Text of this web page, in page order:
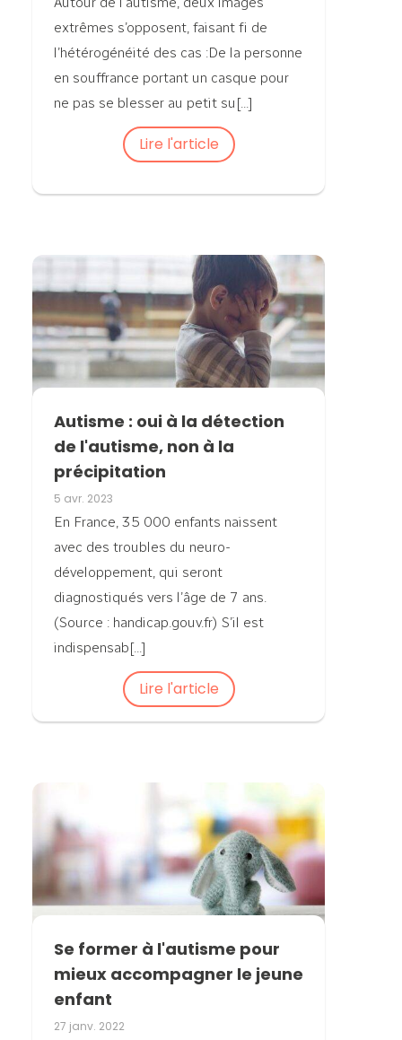
extrêmes s’opposent, faisant fi de
l’hétérogénéité des cas :De la personne
en souffrance portant un casque pour
ne pas se blesser au petit su[...]
Lire l'article
Autisme : oui à la détection
de l'autisme, non à la
précipitation
5 avr. 2023
En France, 35 000 enfants naissent
avec des troubles du neuro-
développement, qui seront
diagnostiqués vers l’âge de 7 ans.
(Source : handicap.gouv.fr) S’il est
indispensab[...]
Lire l'article
Se former à l'autisme pour
mieux accompagner le jeune
enfant
27 janv. 2022